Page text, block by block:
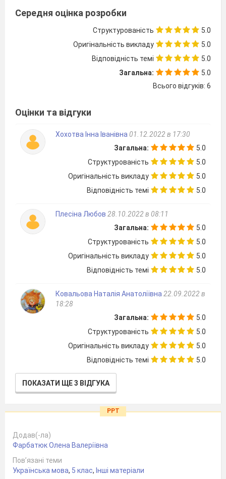
Середня оцінка розробки
Структурованість
5.0
Оригінальність викладу
5.0
Відповідність темі
5.0
Загальна:
5.0
Всього відгуків: 6
Оцінки та відгуки
Хохотва Інна Іванівна 01.12.2022 в 17:30
Загальна:
5.0
Структурованість
5.0
Оригінальність викладу
5.0
Відповідність темі
5.0
Плесіна Любов 28.10.2022 в 08:11
Загальна:
5.0
Структурованість
5.0
Оригінальність викладу
5.0
Відповідність темі
5.0
Ковальова Наталія Анатоліївна22.09.2022 в
18:28
Загальна:
5.0
Структурованість
5.0
Оригінальність викладу
5.0
Відповідність темі
5.0
ПОКАЗАТИ ЩЕ 3 ВІДГУКА
PPT
Додав(-ла)
Фарбатюк Олена Валеріївна
Пов’язані теми
Українська мова, 5 клас, Інші матеріали